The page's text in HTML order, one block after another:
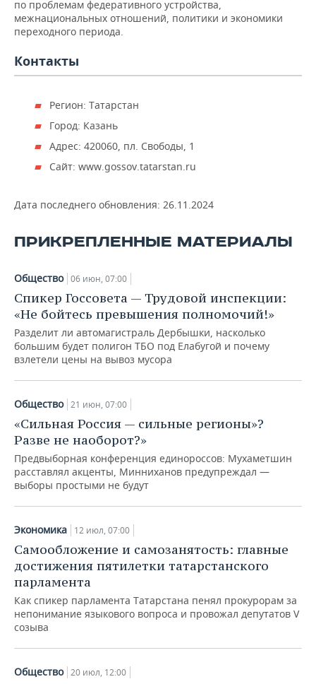
по проблемам федеративного устройства,
межнациональных отношений, политики и экономики
переходного периода.
Контакты
Регион: Татарстан
Город: Казань
Адрес: 420060, пл. Свободы, 1
Сайт: www.gossov.tatarstan.ru
Дата последнего обновления: 26.11.2024
ПРИКРЕПЛЕННЫЕ МАТЕРИАЛЫ
Общество 06 июн, 07:00
Спикер Госсовета — Трудовой инспекции:
«Не бойтесь превышения полномочий!»
Разделит ли автомагистраль Дербышки, насколько
большим будет полигон ТБО под Елабугой и почему
взлетели цены на вывоз мусора
Общество 21 июн, 07:00
«Сильная Россия — сильные регионы»?
Разве не наоборот?»
Предвыборная конференция единороссов: Мухаметшин
расставлял акценты, Минниханов предупреждал —
выборы простыми не будут
Экономика 12 июл, 07:00
Самообложение и самозанятость: главные
достижения пятилетки татарстанского
парламента
Как спикер парламента Татарстана пенял прокурорам за
непонимание языкового вопроса и провожал депутатов V
созыва
Общество 20 июл, 12:00